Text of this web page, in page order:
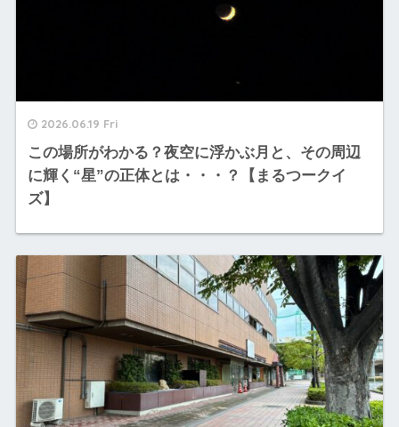
2026.06.19 Fri
この場所がわかる？夜空に浮かぶ月と、その周辺
に輝く“星”の正体とは・・・？【まるつークイ
ズ】